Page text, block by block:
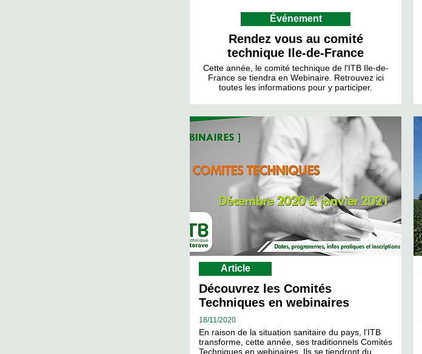
Événement
Rendez vous au comité
technique Ile-de-France
Cette année, le comité technique de l'ITB Ile-de-
France se tiendra en Webinaire. Retrouvez ici
toutes les informations pour y participer.
Article
Découvrez les Comités
Techniques en webinaires
18/11/2020
En raison de la situation sanitaire du pays, l’ITB
transforme, cette année, ses traditionnels Comités
Techniques en webinaires. Ils se tiendront du…